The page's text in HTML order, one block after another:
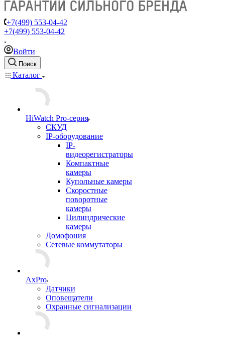
+7(499) 553-04-42
+7(499) 553-04-42
Войти
Поиск
Каталог
HiWatch Pro-серия
CКУД
IP-оборудование
IP-
видеорегистраторы
Компактные
камеры
Купольные камеры
Скоростные
поворотные
камеры
Цилиндрические
камеры
Домофония
Сетевые коммутаторы
AxPro
Датчики
Оповещатели
Охранные сигнализации